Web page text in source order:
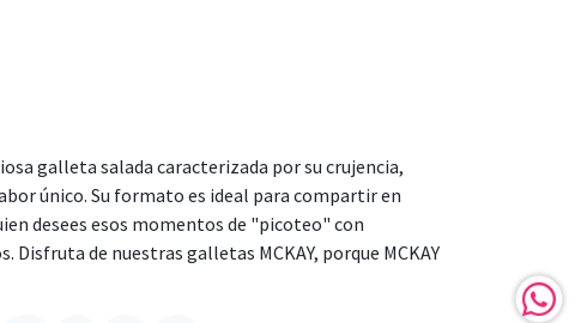
galleta salada caracterizada por su crujencia,
único. Su formato es ideal para compartir en
desees esos momentos de "picoteo" con
Disfruta de nuestras galletas MCKAY, porque MCKAY